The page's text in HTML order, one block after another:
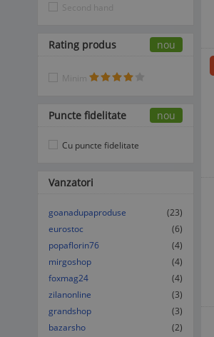
Second hand
Rating produs nou
Minim
Puncte fidelitate nou
Cu puncte fidelitate
Vanzatori
goanadupaproduse
(23)
eurostoc
(6)
popaflorin76
(4)
mirgoshop
(4)
foxmag24
(4)
zilanonline
(3)
grandshop
(3)
bazarsho
(2)